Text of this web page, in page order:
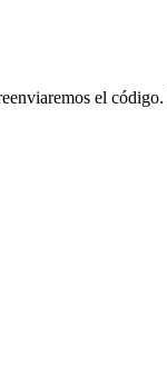
el código.